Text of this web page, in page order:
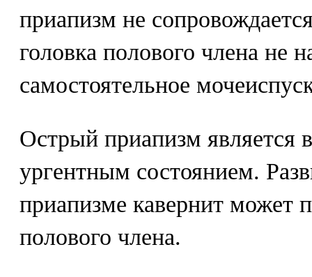
приапизм не
головка полового члена не
самостоятельное
Острый приапизм является
ургентным состоянием.
приапизме кавернит может
полового члена.